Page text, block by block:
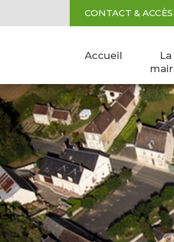
CONTACT & ACCÈS
Accueil
La
Cookies management panel